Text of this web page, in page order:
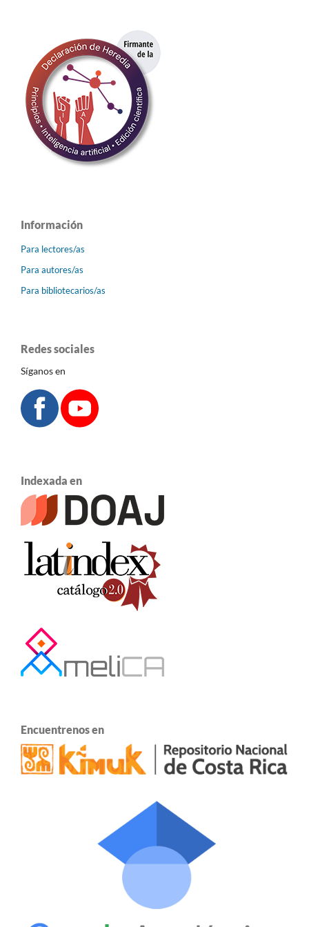
Información
Para lectores/as
Para autores/as
Para bibliotecarios/as
Redes sociales
Síganos en
Indexada en
Encuentrenos en